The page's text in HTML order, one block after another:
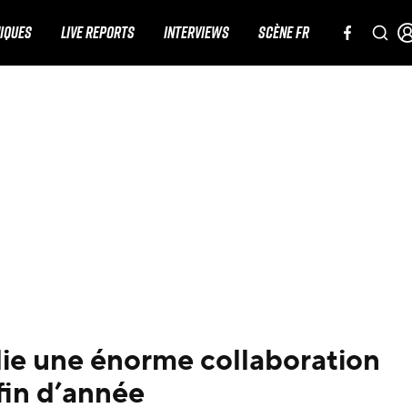
LIVE REPORTS INTERVIEWS SCÈNE FR
une énorme collaboration
d’année